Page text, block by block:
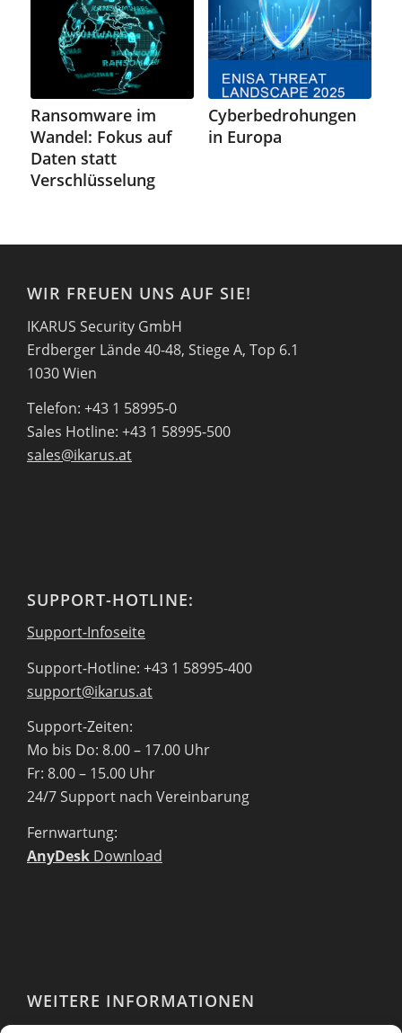
Ransomware im
Wandel: Fokus auf
Daten statt
Verschlüsselung
Cyberbedrohungen
in Europa
WIR FREUEN UNS AUF SIE!
IKARUS Security GmbH
Erdberger Lände 40-48, Stiege A, Top 6.1
1030 Wien
Telefon: +43 1 58995-0
Sales Hotline: +43 1 58995-500
sales@ikarus.at
SUPPORT-HOTLINE:
Support-Infoseite
Support-Hotline: +43 1 58995-400
support@ikarus.at
Support-Zeiten:
Mo bis Do: 8.00 – 17.00 Uhr
Fr: 8.00 – 15.00 Uhr
24/7 Support nach Vereinbarung
Fernwartung:
AnyDesk Download
WEITERE INFORMATIONEN